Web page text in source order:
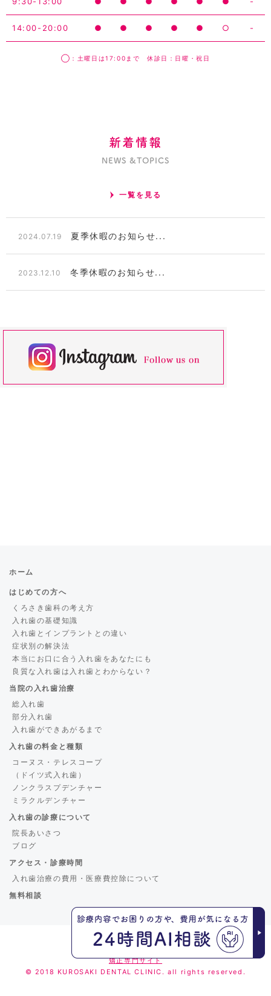
14:00-20:00 ● ● ● ● ● ○ -
◯：土曜日は17:00まで 休診日：日曜・祝日
新着情報
NEWS &TOPICS
一覧を見る
2024.07.19 夏季休暇のお知らせ...
2023.12.10 冬季休暇のお知らせ...
ホーム
はじめての方へ
くろさき歯科の考え方
入れ歯の基礎知識
入れ歯とインプラントとの違い
症状別の解決法
本当にお口に合う入れ歯をあなたにも
良質な入れ歯は入れ歯とわからない？
当院の入れ歯治療
総入れ歯
部分入れ歯
入れ歯ができあがるまで
入れ歯の料金と種類
コーヌス・テレスコープ
（ドイツ式入れ歯）
ノンクラスプデンチャー
ミラクルデンチャー
入れ歯の診療について
院長あいさつ
ブログ
アクセス・診療時間
入れ歯治療の費用・医療費控除について
無料相談
くろさき歯科
矯正専門サイト
© 2018 KUROSAKI DENTAL CLINIC. all rights reserved.